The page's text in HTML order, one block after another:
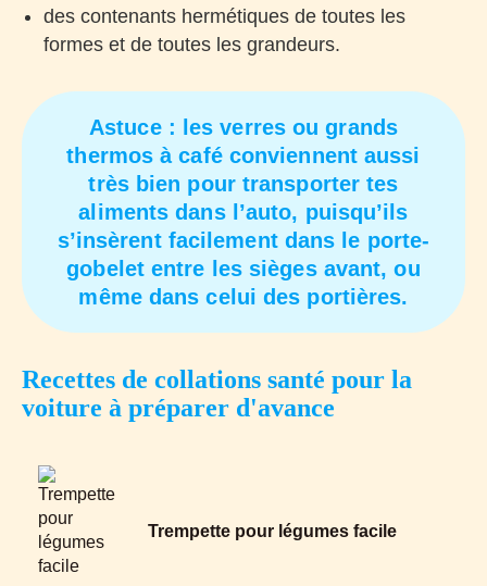
des contenants hermétiques de toutes les
formes et de toutes les grandeurs.
Astuce : les verres ou grands
thermos à café conviennent aussi
très bien pour transporter tes
aliments dans l’auto, puisqu’ils
s’insèrent facilement dans le porte-
gobelet entre les sièges avant, ou
même dans celui des portières.
Recettes de collations santé pour la
voiture à préparer d'avance
Trempette pour légumes facile